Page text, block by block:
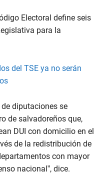
Electoral define seis
para la
del TSE ya no serán
diputaciones se
de salvadoreños que,
DUI con domicilio en el
de la redistribución de
con mayor
nacional”, dice.